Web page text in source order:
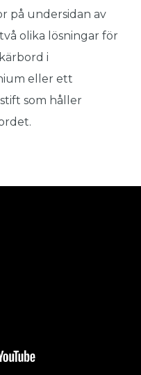
på undersidan av
olika lösningar för
i
eller ett
som håller